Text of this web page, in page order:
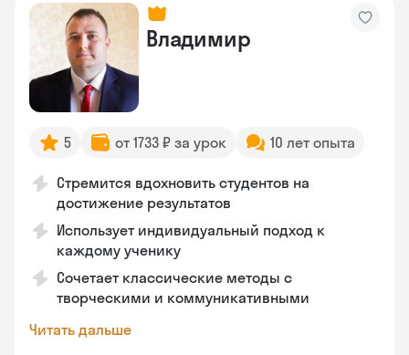
Владимир
5 от 1733 ₽ за урок 10 лет опыта
Стремится вдохновить студентов на
достижение результатов
Использует индивидуальный подход к
каждому ученику
Сочетает классические методы с
творческими и коммуникативными
Читать дальше